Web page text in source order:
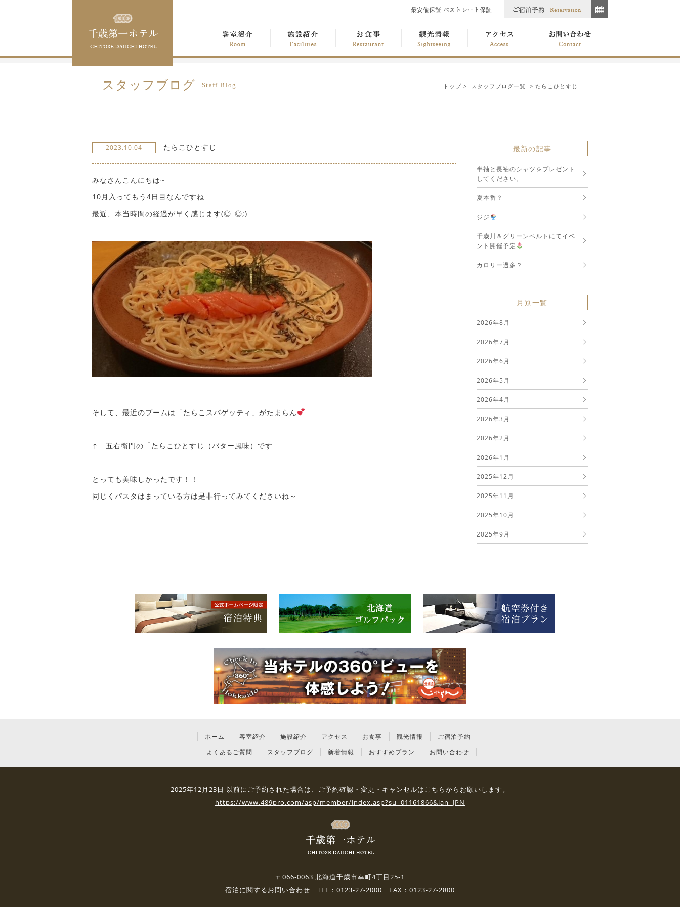
スタッフブログ Staff Blog トップ > スタッフブログ一覧 > たらこひとすじ
2023.10.04 たらこひとすじ
みなさんこんにちは~
10月入ってもう4日目なんですね
最近、本当時間の経過が早く感じます(◎_◎;)
そして、最近のブームは「たらこスパゲッティ」がたまらん
↑ 五右衛門の「たらこひとすじ（バター風味）です
とっても美味しかったです！！
同じくパスタはまっている方は是非行ってみてくださいね～
最新の記事
半袖と長袖のシャツをプレゼント
してください。
夏本番？
ジジ
千歳川＆グリーンベルトにてイベ
ント開催予定
カロリー過多？
月別一覧
2026年8月
2026年7月
2026年6月
2026年5月
2026年4月
2026年3月
2026年2月
2026年1月
2025年12月
2025年11月
2025年10月
2025年9月
ホーム 客室紹介 施設紹介 アクセス お食事 観光情報
ご宿泊予約
よくあるご質問
スタッフブログ 新着情報 おすすめプラン お問い合わせ
2025年12月23日 以前にご予約された場合は、 ご予約確認・変更・キャンセルはこちらからお願いします。
https://www.489pro.com/asp/member/index.asp?su=01161866&lan=JPN
〒066-0063 北海道千歳市幸町4丁目25-1
宿泊に関するお問い合わせ TEL：0123-27-2000 FAX：0123-27-2800